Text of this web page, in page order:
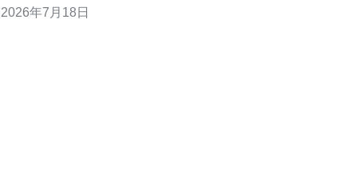
边界防护：下一代防火墙（NGFW）集成了传统防火墙、
2026年7月18日